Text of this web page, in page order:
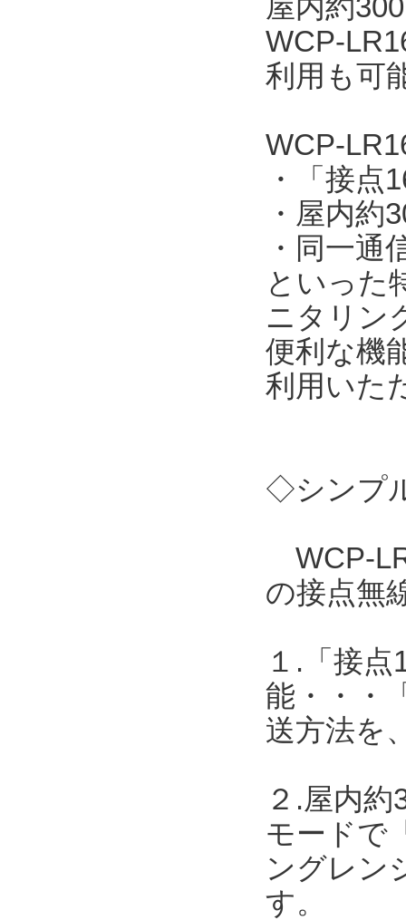
屋内約
WCP-
利用も可
WCP-
・「接点
・屋内約
・同一通
といった
ニタリン
便利な機
利用いた
◇シンプ
WCP-
の接点無
１.「接
能・・・
送方法を
２.屋内
モードで
ングレン
す。